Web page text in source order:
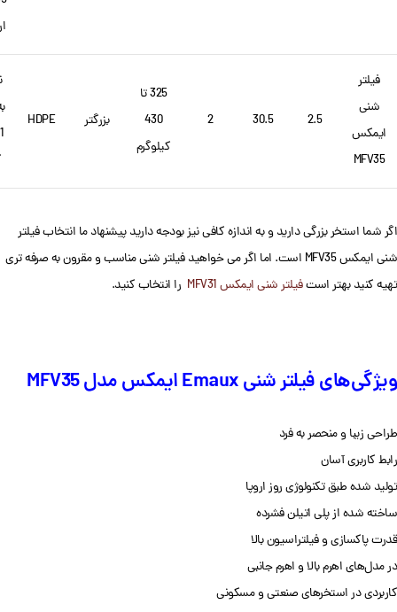
فیلتر
شنی
ایمکس
MFV35
2.5
30.5
2
325 تا
430
کیلوگرم
بزرگتر HDPE
اگر شما استخر بزرگی دارید و به اندازه کافی نیز بودجه دارید پیشنهاد ما انتخاب فیلتر
شنی ایمکس MFV35 است. اما اگر می خواهید فیلتر شنی مناسب و مقرون به صرفه تری
تهیه کنید بهتر استفیلتر شنی ایمکس MFV31 را انتخاب کنید.
ویژگی‌های فیلتر شنی Emaux ایمکس مدل MFV35
طراحی زیبا و منحصر به فرد
رابط کاربری آسان
تولید شده طبق تکنولوژی روز اروپا
ساخته شده از پلی اتیلن فشرده
قدرت پاکسازی و فیلتراسیون بالا
در مدل‌های اهرم بالا و اهرم جانبی
کاربردی در استخرهای صنعتی و مسکونی